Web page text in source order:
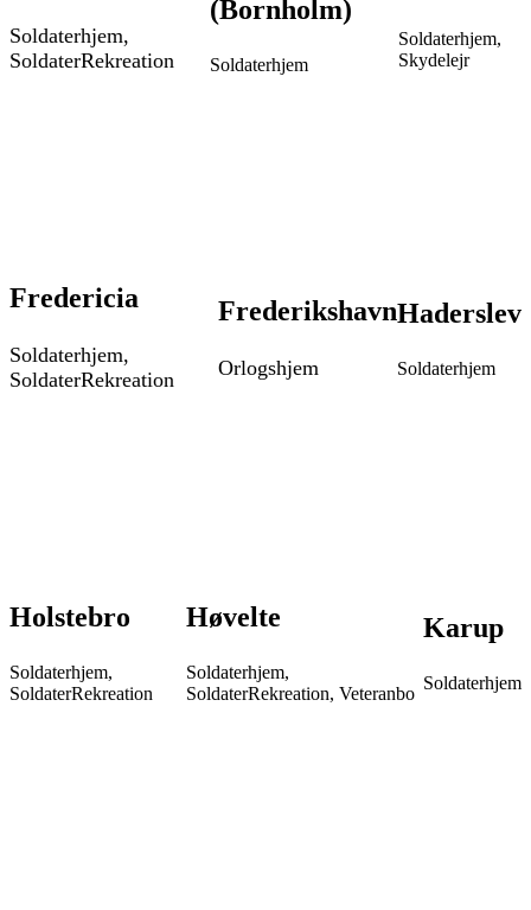
Soldaterhjem,
SoldaterRekreation
(Bornholm)
Soldaterhjem
Soldaterhjem,
Skydelejr
Fredericia
Soldaterhjem,
SoldaterRekreation
Frederikshavn
Orlogshjem
Haderslev
Soldaterhjem
Holstebro
Soldaterhjem,
SoldaterRekreation
Høvelte
Soldaterhjem,
SoldaterRekreation, Veteranbo
Karup
Soldaterhjem